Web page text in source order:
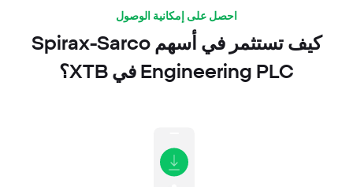
احصل على إمكانية الوصول
كيف تستثمر في أسهم Spirax-Sarco
Engineering PLC في XTB؟